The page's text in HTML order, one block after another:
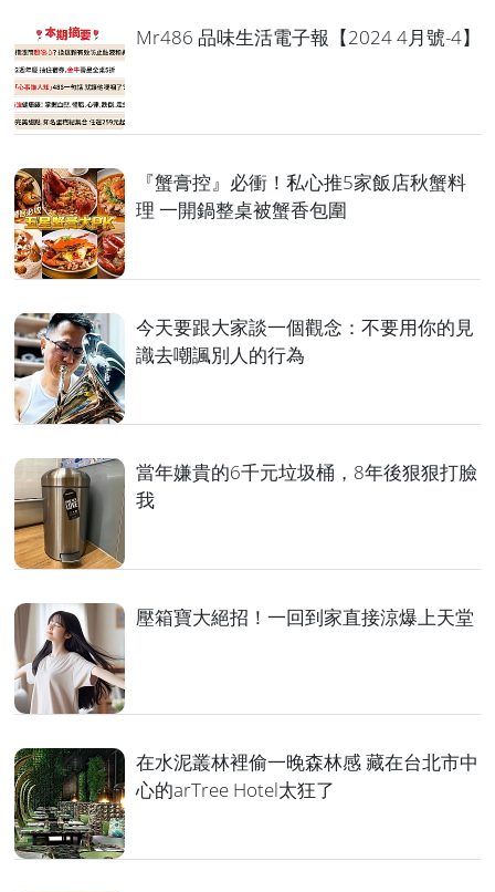
Mr486 品味生活電子報【2024 4月號-4】
『蟹膏控』必衝！私心推5家飯店秋蟹料
理 一開鍋整桌被蟹香包圍
今天要跟大家談一個觀念：不要用你的見
識去嘲諷別人的行為
當年嫌貴的6千元垃圾桶，8年後狠狠打臉
我
壓箱寶大絕招！一回到家直接涼爆上天堂
在水泥叢林裡偷一晚森林感 藏在台北市中
心的arTree Hotel太狂了